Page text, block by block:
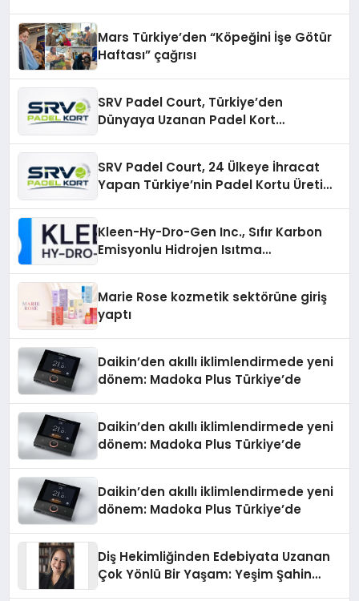
Mars Türkiye’den “Köpeğini İşe Götür
Haftası” çağrısı
SRV Padel Court, Türkiye’den
Dünyaya Uzanan Padel Kort
SRV Padel Court, 24 Ülkeye İhracat
Yapan Türkiye’nin Padel Kortu Üretim
Kleen-Hy-Dro-Gen Inc., Sıfır Karbon
Emisyonlu Hidrojen Isıtma
Marie Rose kozmetik sektörüne giriş
yaptı
Daikin’den akıllı iklimlendirmede yeni
dönem: Madoka Plus Türkiye’de
Daikin’den akıllı iklimlendirmede yeni
dönem: Madoka Plus Türkiye’de
Daikin’den akıllı iklimlendirmede yeni
dönem: Madoka Plus Türkiye’de
Diş Hekimliğinden Edebiyata Uzanan
Çok Yönlü Bir Yaşam: Yeşim Şahin